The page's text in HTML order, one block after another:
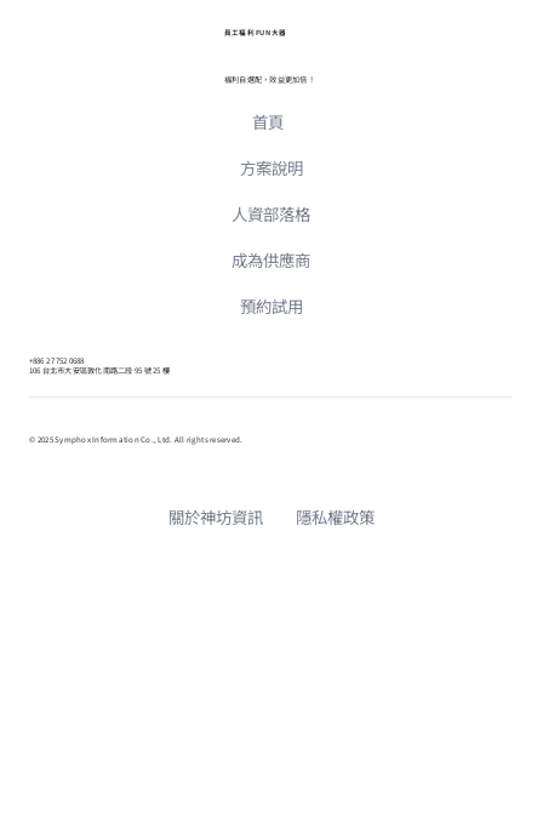
守護員工心理健康三步驟：從免費資源到
EAP 員工協助方案完整攻略
員工福利 FUN 大器
福利自選配，效益更加倍！
+886 2 7752 0688
106 台北市大安區敦化南路二段 95 號 25 樓
首頁
方案說明
人資部落格
成為供應商
預約試用
關於神坊資訊 隱私權政策
© 2025 Symphox Information Co., Ltd. All rights reserved.